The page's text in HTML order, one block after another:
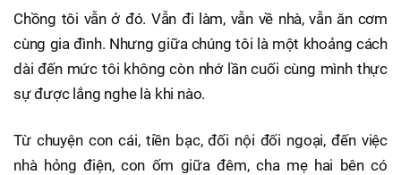
Chồng tôi vẫn ở đó. Vẫn đi làm, vẫn về nhà, vẫn ăn cơm
cùng gia đình. Nhưng giữa chúng tôi là một khoảng cách
dài đến mức tôi không còn nhớ lần cuối cùng mình thực
sự được lắng nghe là khi nào.
Từ chuyện con cái, tiền bạc, đối nội đối ngoại, đến việc
nhà hỏng điện, con ốm giữa đêm, cha mẹ hai bên có